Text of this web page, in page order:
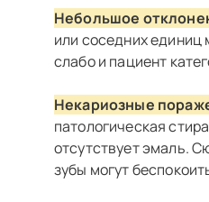
Небольшое
или соседних
слабо и пациент
Некариозные
патологическая
отсутствует эмаль.
зубы могут